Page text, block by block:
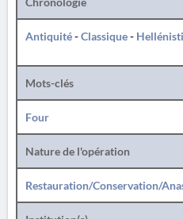
Antiquité-Classique-
Mots-clés
Four
Nature de l'opération
Restauration/Conservation/